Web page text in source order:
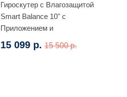
Гироскутер с Влагозащитой
Smart Balance 10" c
Приложением и
Самобалансировкой (Хаки)
15 099 р. 15 500 р.